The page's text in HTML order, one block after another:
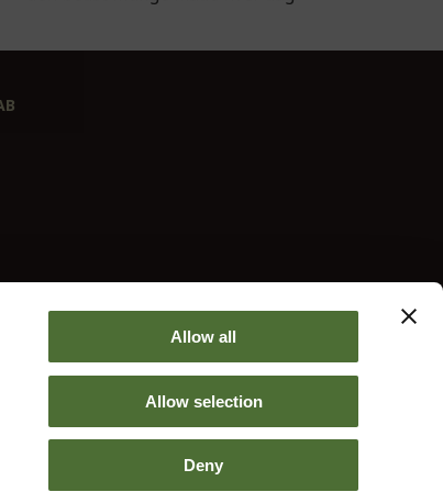
Allow all
Allow selection
Deny